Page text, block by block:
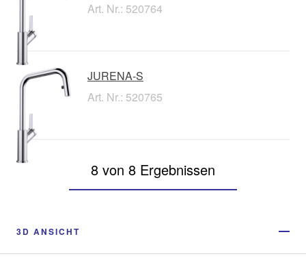
Art. Nr.: 520764
JURENA-S
Art. Nr.: 520765
8 von 8 Ergebnissen
3D ANSICHT